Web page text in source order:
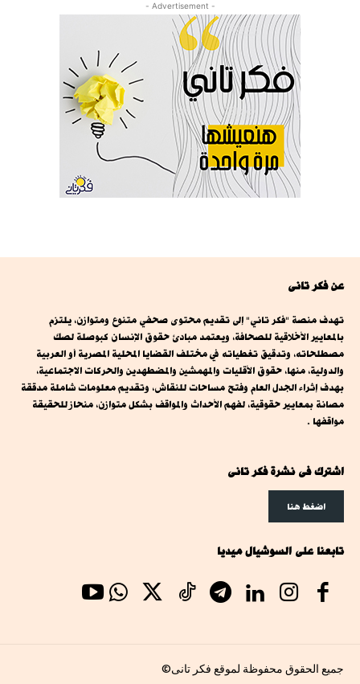
- Advertisement -
عن فكر تانى
تهدف منصة "فكر تاني" إلى تقديم محتوى صحفي متنوع ومتوازن، يلتزم
بالمعايير الأخلاقية للصحافة، ويعتمد مبادئ حقوق الإنسان كبوصلة لصك
مصطلحاته، وتدقيق تغطياته في مختلف القضايا المحلية المصرية أو العربية
والدولية، منها، حقوق الأقليات والمهمشين والمضطهدين والحركات الاجتماعية،
بهدف إثراء الجدل العام وفتح مساحات للنقاش، وتقديم معلومات شاملة مدققة
مصانة بمعايير حقوقية، لفهم الأحداث والمواقف بشكل متوازن، منحاز للحقيقة
مواقفها .
اشترك فى نشرة فكر تانى
اضغط هنا
تابعنا على السوشيال ميديا
جميع الحقوق محفوظة لموقع فكر تانى©